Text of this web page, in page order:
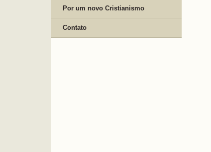
Por um novo Cristianismo
Contato